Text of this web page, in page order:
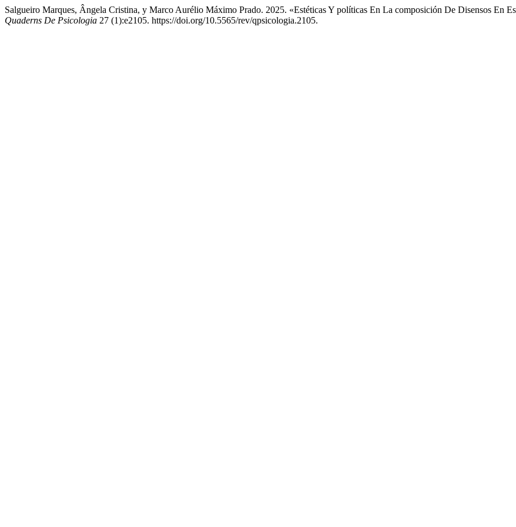
Salgueiro Marques, Ângela Cristina, y Marco Aurélio Máximo Prado. 2025. «Estéticas Y políticas En La composición De Disensos En
Quaderns De Psicologia 27 (1):e2105. https://doi.org/10.5565/rev/qpsicologia.2105.